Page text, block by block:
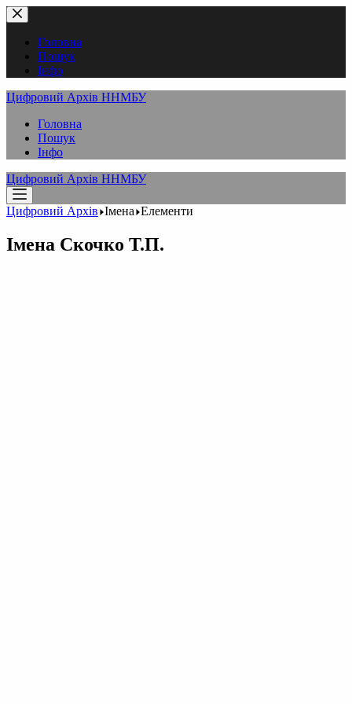
Перейти
до
вмістуГоловна
Пошук
Інфо
Цифровий Архів ННМБУ
Головна
Пошук
Інфо
Цифровий Архів ННМБУ
Цифровий Архів Імена Елементи
Імена Скочко Т.П.